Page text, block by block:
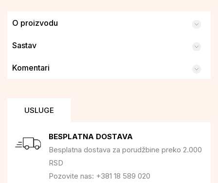
O proizvodu
Sastav
Komentari
USLUGE
BESPLATNA DOSTAVA
Besplatna dostava za porudžbine preko 2.000
RSD
Pozovite nas: +381 18 589 020